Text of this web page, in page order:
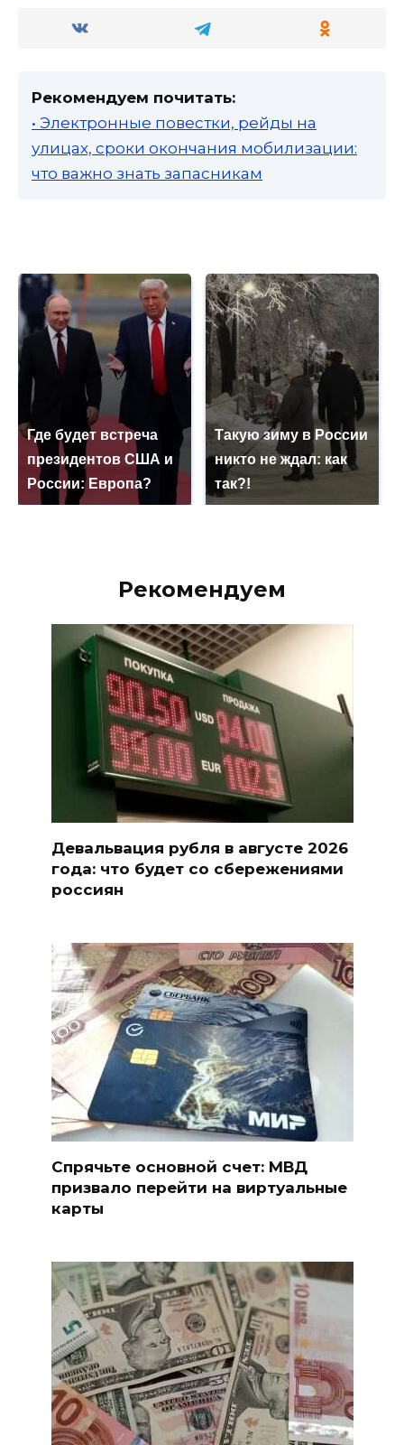
Рекомендуем почитать:
• Электронные повестки, рейды на
улицах, сроки окончания мобилизации:
что важно знать запасникам
Где будет встреча
президентов США и
России: Европа?
Такую зиму в России
никто не ждал: как
так?!
Рекомендуем
Девальвация рубля в августе 2026
года: что будет со сбережениями
россиян
Спрячьте основной счет: МВД
призвало перейти на виртуальные
карты